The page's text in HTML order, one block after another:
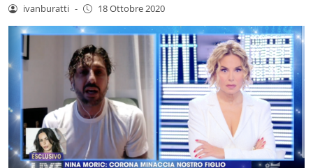
ivanburatti - 18 Ottobre 2020